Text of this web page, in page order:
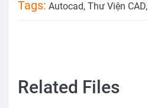
Tags: Autocad, Thư Viện CAD,
Related Files